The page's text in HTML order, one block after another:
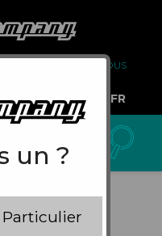
À PROPOS DE NOUS
FR
un ?
Particulier